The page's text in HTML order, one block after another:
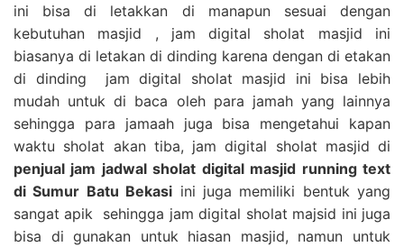
ini bisa di letakkan di manapun sesuai dengan
kebutuhan masjid , jam digital sholat masjid ini
biasanya di letakan di dinding karena dengan di etakan
di dinding jam digital sholat masjid ini bisa lebih
mudah untuk di baca oleh para jamah yang lainnya
sehingga para jamaah juga bisa mengetahui kapan
waktu sholat akan tiba, jam digital sholat masjid di
penjual jam jadwal sholat digital masjid running text
di Sumur Batu Bekasi ini juga memiliki bentuk yang
sangat apik sehingga jam digital sholat majsid ini juga
bisa di gunakan untuk hiasan masjid, namun untuk